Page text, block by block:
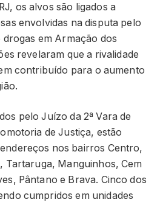
os alvos são ligados a
envolvidas na disputa pelo
em Armação dos
revelaram que a rivalidade
contribuído para o aumento
pelo Juízo da 2ª Vara de
de Justiça, estão
nos bairros Centro,
Tartaruga, Manguinhos, Cem
Pântano e Brava. Cinco dos
cumpridos em unidades